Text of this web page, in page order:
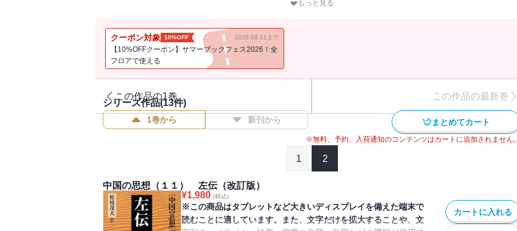
【ご購入の前に】本電子書籍は固定レイアウト版です。文字の検索はできません。あらかじめご了承ください。
的要素と読み物的要素を兼備した絶好の決定版。人物小事典、関連地図、年表付き。
もっと見る
クーポン対象 10%OFF 2026.08.11まで
【10%OFFクーポン】サマーブックフェス2026！全
フロアで使える
この作品の1巻 この作品の最新巻
シリーズ作品(13件)
1巻から 新刊から まとめてカート
※無料、予約、入荷通知のコンテンツはカートに追加されません。
1 2
中国の思想（１１） 左伝（改訂版）
¥1,980 (税込)
※この商品はタブレットなど大きいディスプレイを備えた端末で
読むことに適しています。また、文字だけを拡大することや、文
カートに入れる